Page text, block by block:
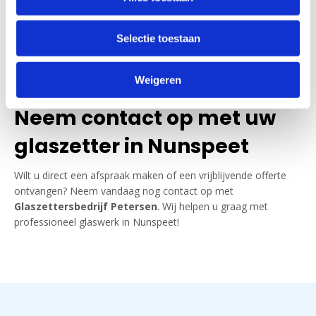
Selectie toestaan
Weigeren
glasschade
Heeft u direct eenglaszetter in Nunspeetnodig? Onze 24/7
spoedservice zorgt ervoor dat uw woning of bedrijfspand snel
weer veilig is. Bel ons en wij komen direct naar u toe!
Neem contact op met uw
glaszetter in Nunspeet
Wilt u direct een afspraak maken of een vrijblijvende offerte
ontvangen? Neem vandaag nog contact op met
Glaszettersbedrijf Petersen. Wij helpen u graag met
professioneel glaswerk in Nunspeet!